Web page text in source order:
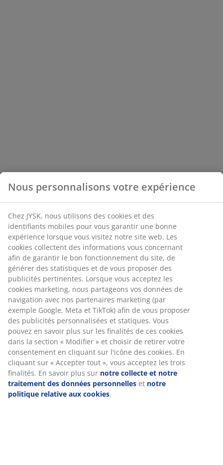
Nous personnalisons votre expérience
Chez JYSK, nous utilisons des cookies et des
identifiants mobiles pour vous garantir une bonne
expérience lorsque vous visitez notre site web. Les
cookies collectent des informations vous concernant
afin de garantir le bon fonctionnement du site, de
générer des statistiques et de vous proposer des
publicités pertinentes. Lorsque vous acceptez les
cookies marketing, nous partageons vos données de
navigation avec nos partenaires marketing (par
exemple Google, Meta et TikTok) afin de vous proposer
des publicités personnalisées et statiques. Vous
pouvez en savoir plus sur les finalités de ces cookies
dans la section « Modifier » et choisir de retirer votre
consentement en cliquant sur l'icône des cookies. En
cliquant sur « Accepter tout », vous acceptez les trois
finalités. En savoir plus sur notre collecte et notre
traitement des données personnelles et notre
politique relative aux cookies.